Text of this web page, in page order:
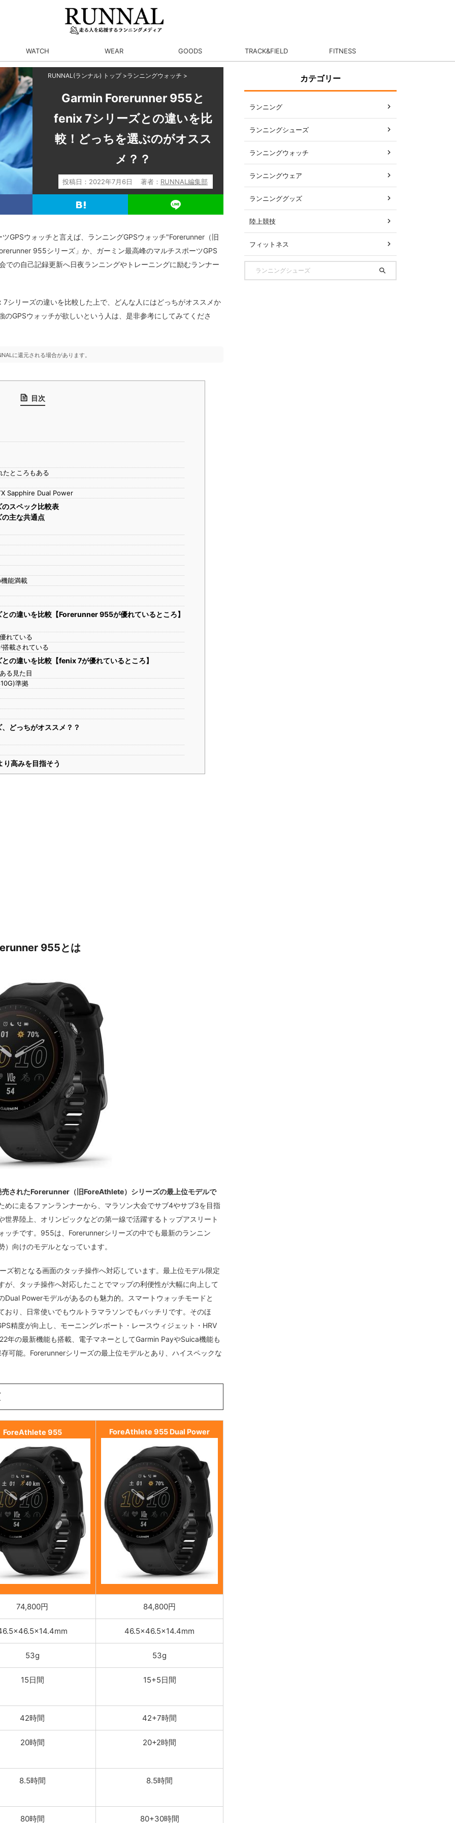
WATCH WEAR GOODS TRACK&FIELD FITNESS
RUNNAL(ランナル) トップ >ランニングウォッチ >
Garmin Forerunner 955と
fenix 7シリーズとの違いを比
較！どっちを選ぶのがオスス
メ？？
投稿日： 2022年7月6日 著者： RUNNAL編集部
GPSウォッチと言えば、ランニングGPSウォッチ"Forerunner（旧
955シリーズ」か、ガーミン最高峰のマルチスポーツGPS
の自己記録更新へ日夜ランニングやトレーニングに励むランナー
シリーズの違いを比較した上で、どんな人にはどっちがオススメか
GPSウォッチが欲しいという人は、是非参考にしてみてくださ
に還元される場合があります。
目次
ところもある
Sapphire Dual Power
スペック比較表
主な共通点
能満載
の違いを比較【Forerunner 955が優れているところ】
れている
載されている
違いを比較【fenix 7が優れているところ】
る見た目
準拠
どっちがオススメ？？
高みを目指そう
955とは
されたForerunner（旧ForeAthlete）シリーズの最上位モデルで
めに走るファンランナーから、マラソン大会でサブ4やサブ3を目指
界陸上、オリンピックなどの第一線で活躍するトップアスリート
ッチです。955は、Forerunnerシリーズの中でも最新のランニン
向けのモデルとなっています。
初となる画面のタッチ操作へ対応しています。最上位モデル限定
、タッチ操作へ対応したことでマップの利便性が大幅に向上して
Powerモデルがあるのも魅力的。スマートウォッチモードと
り、日常使いでもウルトラマラソンでもバッチリです。そのほ
精度が向上し、モーニングレポート・レースウィジェット・HRV
年の最新機能も搭載、電子マネーとしてGarmin PayやSuica機能も
可能。Forerunnerシリーズの最上位モデルとあり、ハイスペックな
ForeAthlete 955 ForeAthlete 955 Dual Power
74,800円 84,800円
46.5x46.5x14.4mm
53g 53g
15日間 15+5日間
42時間 42+7時間
20時間 20+2時間
8.5時間 8.5時間
80時間 80+30時間
カテゴリー
ランニング
ランニングシューズ
ランニングウォッチ
ランニングウェア
ランニンググッズ
陸上競技
フィットネス